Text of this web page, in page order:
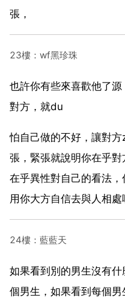
張，
23樓：wf黑珍珠
也許你有些來喜歡他了
對方，就du
怕自己做的不好，讓對
張，緊張就說明你在乎
在乎異性對自己的看法，
用你大方自信去與人相處
24樓：藍藍天
如果看到別的男生沒有
個男生，如果看到每個